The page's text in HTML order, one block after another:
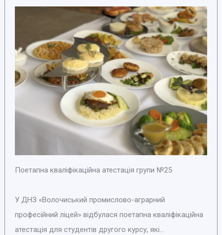
Поетапна кваліфікаційна атестація групи №25
У ДНЗ «Волочиський промислово-аграрний
професійний ліцей» відбулася поетапна кваліфікаційна
атестація для студентів другого курсу, які...